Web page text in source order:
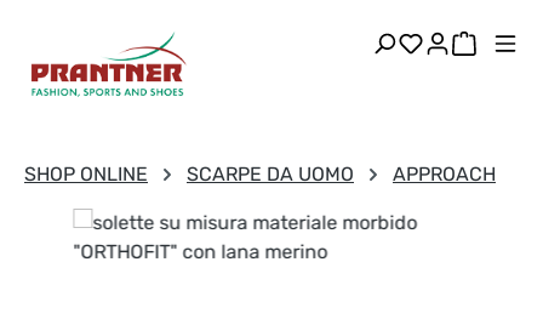
Passa al contenuto principale
Hai 0Il
SHOP ONLINE SCARPE DA UOMO APPROACH
Salta la galleria di immagini